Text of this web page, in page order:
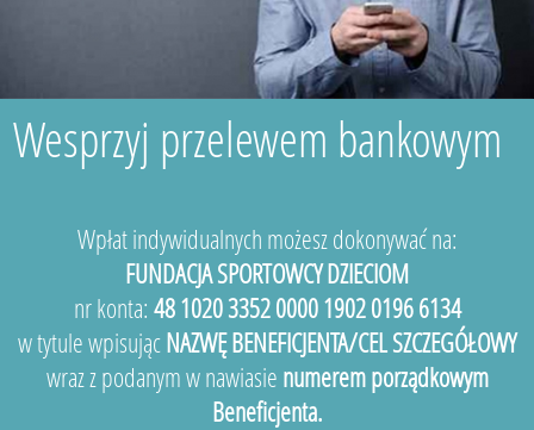
Wesprzyj przelewem bankowym
Wpłat indywidualnych możesz dokonywać na:
FUNDACJA SPORTOWCY DZIECIOM
nr konta: 48 1020 3352 0000 1902 0196 6134
w tytule wpisującNAZWĘ BENEFICJENTA/CEL SZCZEGÓŁOWY
wraz z podanym w nawiasie numerem porządkowym
Beneficjenta.